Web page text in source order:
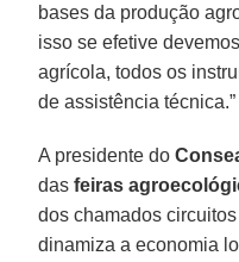
bases da produção
isso se efetive
agrícola, todos os
de assistência técnica.”
A presidente do
dasfeiras
dos chamados
dinamiza a economia